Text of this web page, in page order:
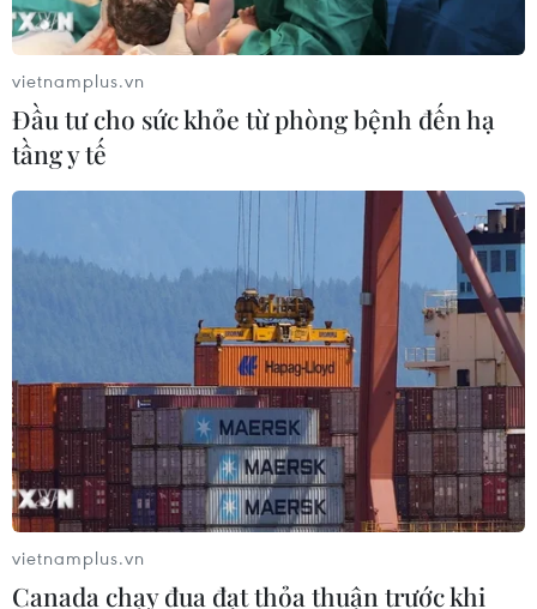
vietnamplus.vn
Đầu tư cho sức khỏe từ phòng bệnh đến hạ
tầng y tế
vietnamplus.vn
Canada chạy đua đạt thỏa thuận trước khi